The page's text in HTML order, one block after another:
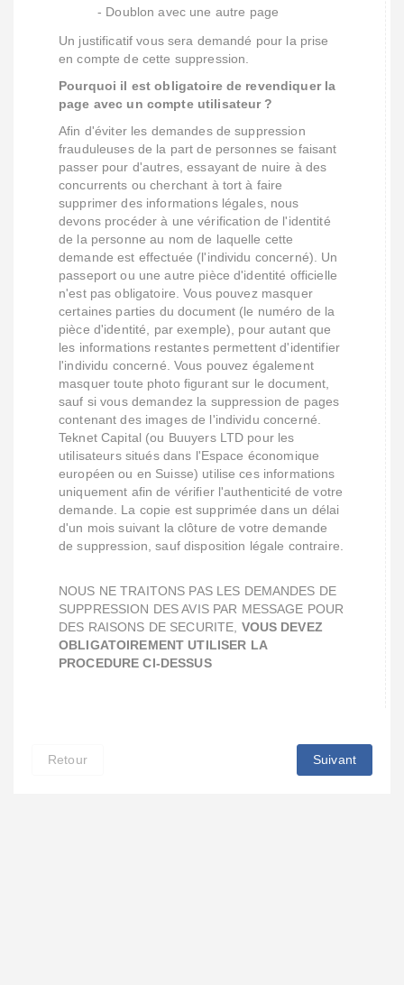
- Doublon avec une autre page
Un justificatif vous sera demandé pour la prise
en compte de cette suppression.
Pourquoi il est obligatoire de revendiquer la
page avec un compte utilisateur ?
Afin d'éviter les demandes de suppression
frauduleuses de la part de personnes se faisant
passer pour d'autres, essayant de nuire à des
concurrents ou cherchant à tort à faire
supprimer des informations légales, nous
devons procéder à une vérification de l'identité
de la personne au nom de laquelle cette
demande est effectuée (l'individu concerné). Un
passeport ou une autre pièce d'identité officielle
n'est pas obligatoire. Vous pouvez masquer
certaines parties du document (le numéro de la
pièce d'identité, par exemple), pour autant que
les informations restantes permettent d'identifier
l'individu concerné. Vous pouvez également
masquer toute photo figurant sur le document,
sauf si vous demandez la suppression de pages
contenant des images de l'individu concerné.
Teknet Capital (ou Buuyers LTD pour les
utilisateurs situés dans l'Espace économique
européen ou en Suisse) utilise ces informations
uniquement afin de vérifier l'authenticité de votre
demande. La copie est supprimée dans un délai
d'un mois suivant la clôture de votre demande
de suppression, sauf disposition légale contraire.
NOUS NE TRAITONS PAS LES DEMANDES DE
SUPPRESSION DES AVIS PAR MESSAGE POUR
DES RAISONS DE SECURITE, VOUS DEVEZ
OBLIGATOIREMENT UTILISER LA
PROCEDURE CI-DESSUS
Suivant
Retour